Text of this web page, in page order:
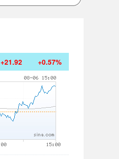
+21.92 +0.57%